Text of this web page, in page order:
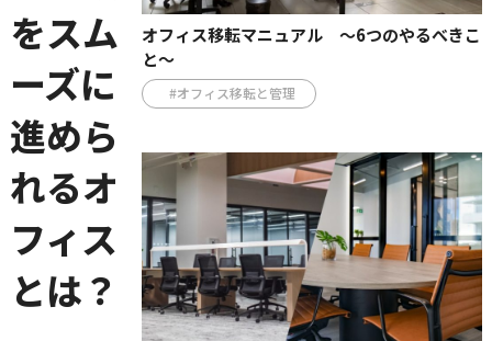
をスム
ーズに
進めら
れるオ
フィス
とは？
オフィス移転マニュアル ～6つのやるべきこ
と～
#オフィス移転と管理